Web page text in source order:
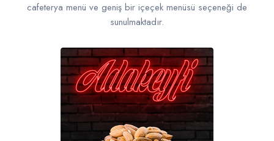
cafeterya menü ve geniş bir içeçek menüsü seçeneği de
sunulmaktadır.